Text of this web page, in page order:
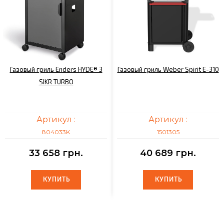
Газовый гриль Enders HYDE® 3
SIKR TURBO
Артикул :
804033K
33 658 грн.
КУПИТЬ
КУПИТЬ
Газовый гриль Weber Spirit E-310
Артикул :
1501305
40 689 грн.
КУПИТЬ
КУПИТЬ